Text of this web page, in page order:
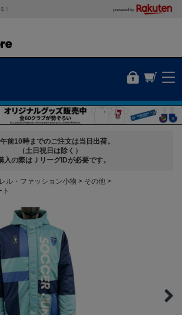
！ powered by
前10時までのご注文は当日出荷。
（土日祝日は除く）
入の際はＪリーグIDが必要です。
ル・ファッション小物
その他